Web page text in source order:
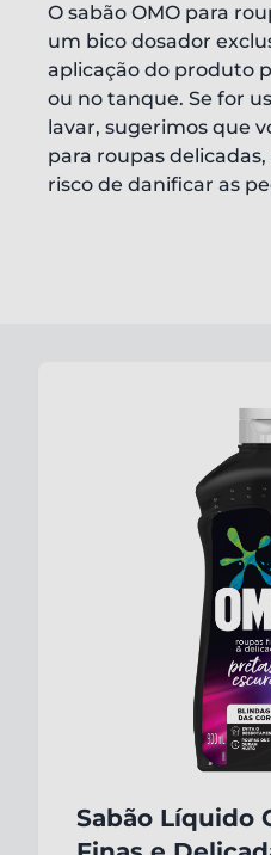
O sabão OMO para
um bico dosador
aplicação do produto
ou no tanque. Se for
lavar, sugerimos que
para roupas
risco de danificar as
Sabão Líquido